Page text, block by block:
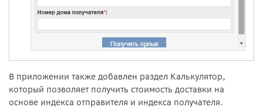
В приложении также добавлен раздел Калькулятор,
который позволяет получить стоимость доставки на
основе индекса отправителя и индекса получателя.